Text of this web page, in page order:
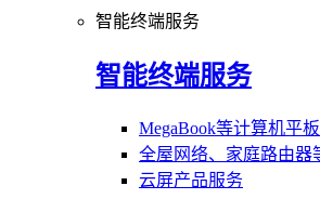
智能终端服务
智能终端服务
MegaBook等计算机平
全屋网络、家庭路由器
云屏产品服务